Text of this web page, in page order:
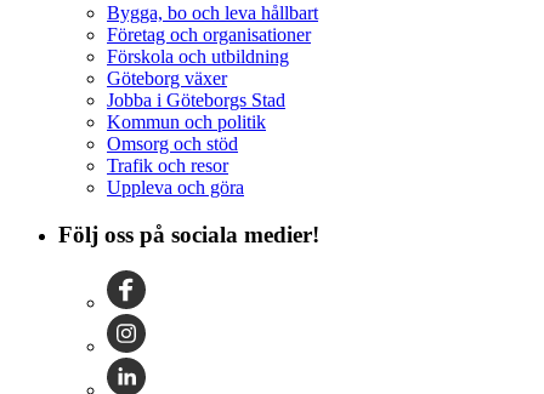
Bygga, bo och leva hållbart
Företag och organisationer
Förskola och utbildning
Göteborg växer
Jobba i Göteborgs Stad
Kommun och politik
Omsorg och stöd
Trafik och resor
Uppleva och göra
Följ oss på sociala medier!